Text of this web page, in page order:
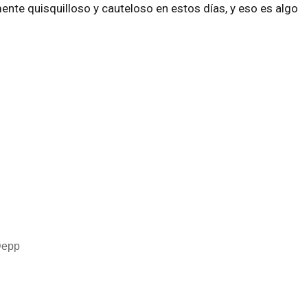
quisquilloso y cauteloso en estos días, y eso es algo